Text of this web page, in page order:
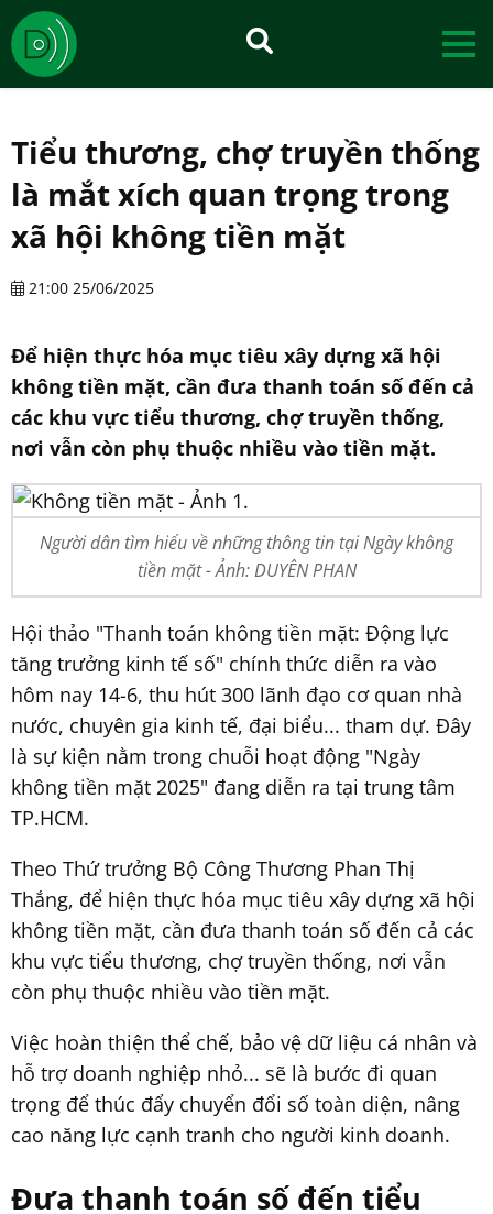
Tiểu thương, chợ truyền thống
là mắt xích quan trọng trong
xã hội không tiền mặt
21:00 25/06/2025
Để hiện thực hóa mục tiêu xây dựng xã hội
không tiền mặt, cần đưa thanh toán số đến cả
các khu vực tiểu thương, chợ truyền thống,
nơi vẫn còn phụ thuộc nhiều vào tiền mặt.
Người dân tìm hiểu về những thông tin tại Ngày không
tiền mặt - Ảnh: DUYÊN PHAN
Hội thảo "Thanh toán không tiền mặt: Động lực
tăng trưởng kinh tế số" chính thức diễn ra vào
hôm nay 14-6, thu hút 300 lãnh đạo cơ quan nhà
nước, chuyên gia kinh tế, đại biểu... tham dự. Đây
là sự kiện nằm trong chuỗi hoạt động "Ngày
không tiền mặt 2025" đang diễn ra tại trung tâm
TP.HCM.
Theo Thứ trưởng Bộ Công Thương Phan Thị
Thắng, để hiện thực hóa mục tiêu xây dựng xã hội
không tiền mặt, cần đưa thanh toán số đến cả các
khu vực tiểu thương, chợ truyền thống, nơi vẫn
còn phụ thuộc nhiều vào tiền mặt.
Việc hoàn thiện thể chế, bảo vệ dữ liệu cá nhân và
hỗ trợ doanh nghiệp nhỏ... sẽ là bước đi quan
trọng để thúc đẩy chuyển đổi số toàn diện, nâng
cao năng lực cạnh tranh cho người kinh doanh.
Đưa thanh toán số đến tiểu